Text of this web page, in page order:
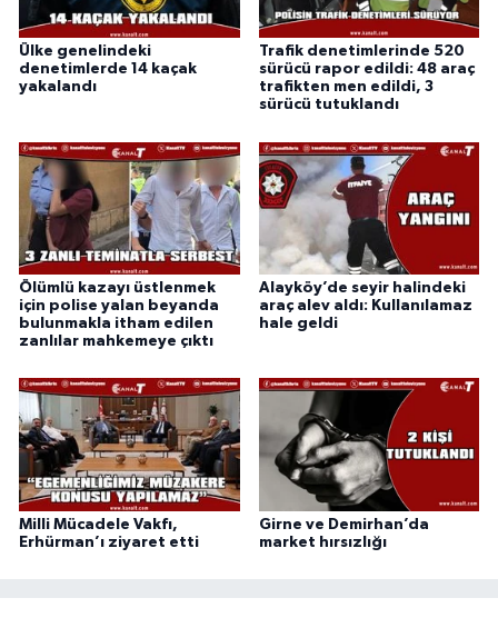
Ülke genelindeki
denetimlerde 14 kaçak
yakalandı
Trafik denetimlerinde 520
sürücü rapor edildi: 48 araç
trafikten men edildi, 3
sürücü tutuklandı
Ölümlü kazayı üstlenmek
için polise yalan beyanda
bulunmakla itham edilen
zanlılar mahkemeye çıktı
Alayköy’de seyir halindeki
araç alev aldı: Kullanılamaz
hale geldi
Milli Mücadele Vakfı,
Erhürman’ı ziyaret etti
Girne ve Demirhan’da
market hırsızlığı